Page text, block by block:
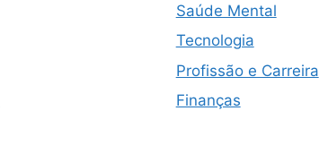
Saúde Mental
Tecnologia
Profissão e Carreira
Finanças